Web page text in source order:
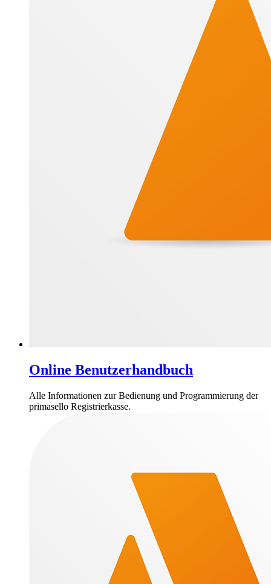
Online Benutzerhandbuch
Alle Informationen zur Bedienung und Programmierung der
primasello Registrierkasse.